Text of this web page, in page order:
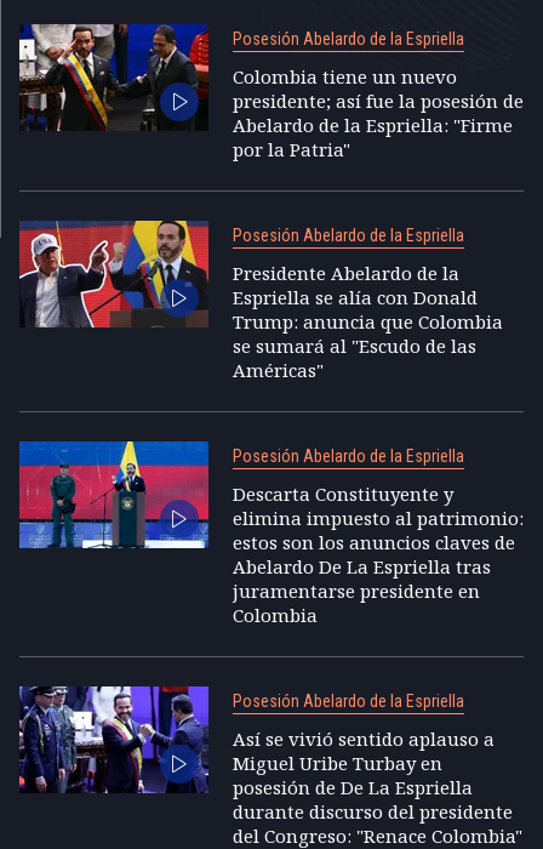
Posesión Abelardo de la Espriella
Colombia tiene un nuevo
presidente; así fue la posesión de
Abelardo de la Espriella: "Firme
por la Patria"
Posesión Abelardo de la Espriella
Presidente Abelardo de la
Espriella se alía con Donald
Trump: anuncia que Colombia
se sumará al "Escudo de las
Américas"
Posesión Abelardo de la Espriella
Descarta Constituyente y
elimina impuesto al patrimonio:
estos son los anuncios claves de
Abelardo De La Espriella tras
juramentarse presidente en
Colombia
Posesión Abelardo de la Espriella
Así se vivió sentido aplauso a
Miguel Uribe Turbay en
posesión de De La Espriella
durante discurso del presidente
del Congreso: "Renace Colombia"